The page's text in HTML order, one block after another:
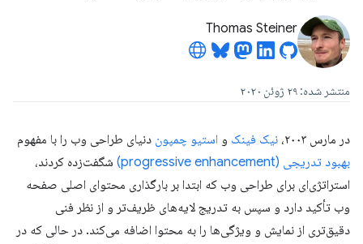
Thomas Steiner
منتشر شده: ۲۹ ژوئن ۲۰۲۰
در مارس ۲۰۰۳، نیک فینک و استیو چمپون دنیای طراحی وب را با مفهوم
بهبود تدریجی (progressive enhancement)
شگفت‌زده کردند،
استراتژی‌ای برای طراحی وب که ابتدا بر بارگذاری محتوای اصلی صفحه
وب تأکید دارد و سپس به تدریج لایه‌های ظریف‌تر و از نظر فنی
دقیق‌تری از نمایش و ویژگی‌ها را به محتوا اضافه می‌کند. در حالی که در